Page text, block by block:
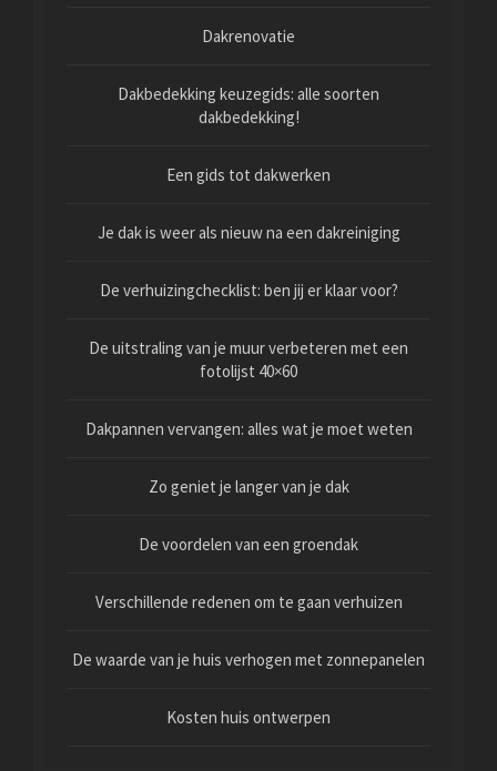
Dakrenovatie
Dakbedekking keuzegids: alle soorten
dakbedekking!
Een gids tot dakwerken
Je dak is weer als nieuw na een dakreiniging
De verhuizingchecklist: ben jij er klaar voor?
De uitstraling van je muur verbeteren met een
fotolijst 40×60
Dakpannen vervangen: alles wat je moet weten
Zo geniet je langer van je dak
De voordelen van een groendak
Verschillende redenen om te gaan verhuizen
De waarde van je huis verhogen met zonnepanelen
Kosten huis ontwerpen